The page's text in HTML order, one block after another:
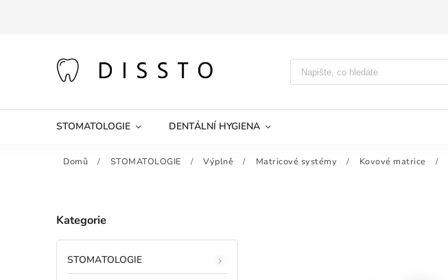
STOMATOLOGIE DENTÁLNÍ HYGIENA
Domů / STOMATOLOGIE / Výplně / Matricové systémy / Kovové matrice /
Kategorie
STOMATOLOGIE